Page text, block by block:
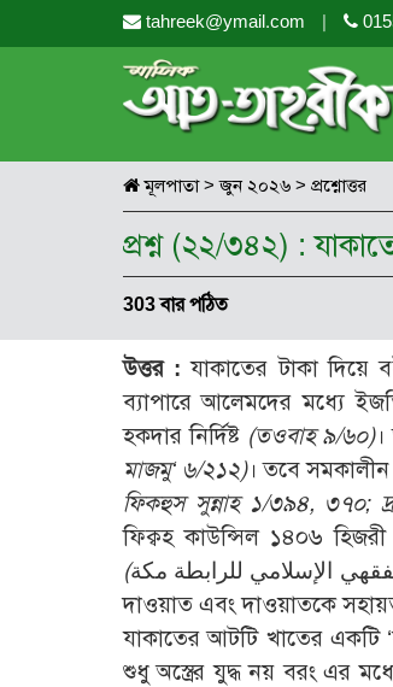
tahreek@ymail.com |
মূলপাতা> জুন ২০২৬ > প্রশ্নোত্তর
প্রশ্ন (২২/৩৪২) :
303 বার পঠিত
উত্তর : যাকাতের টাকা দিয়ে
ব্যাপারে আলেমদের মধ্যে
হকদার নির্দিষ্ট (তওবাহ ৯/৬০)।
মাজমু‘৬/২১২)। তবে সমকালীন
ফিকহুস সুন্নাহ ১/৩৯৪, ৩৭০;
ফিক্বহ কাউন্সিল ১৪০৬
(
দাওয়াত এবং দাওয়াতকে
যাকাতের আটটি খাতের একটি
শুধু অস্ত্রের যুদ্ধ নয় বরং এর